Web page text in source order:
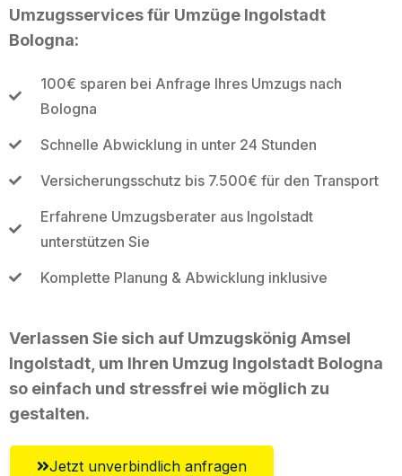
Umzugsservices für Umzüge Ingolstadt
Bologna:
100€ sparen bei Anfrage Ihres Umzugs nach
Bologna
Schnelle Abwicklung in unter 24 Stunden
Versicherungsschutz bis 7.500€ für den Transport
Erfahrene Umzugsberater aus Ingolstadt
unterstützen Sie
Komplette Planung & Abwicklung inklusive
Verlassen Sie sich auf Umzugskönig Amsel
Ingolstadt, um Ihren Umzug Ingolstadt Bologna
so einfach und stressfrei wie möglich zu
gestalten.
Jetzt unverbindlich anfragen